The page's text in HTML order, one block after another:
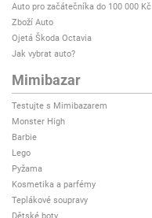
Auto pro začátečníka do 100 000 Kč
Zboží Auto
Ojetá Škoda Octavia
Jak vybrat auto?
Mimibazar
Testujte s Mimibazarem
Monster High
Barbie
Lego
Pyžama
Kosmetika a parfémy
Teplákové soupravy
Dětské boty